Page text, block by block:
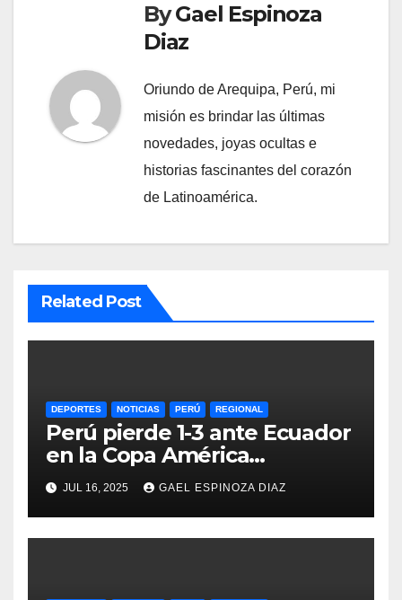
ByGael Espinoza
Diaz
Oriundo de Arequipa, Perú, mi
misión es brindar las últimas
novedades, joyas ocultas e
historias fascinantes del corazón
de Latinoamérica.
Related Post
DEPORTES NOTICIAS PERÚ REGIONAL
Perú pierde 1-3 ante Ecuador
en la Copa América
Femenina y lidera el Grupo A
JUL 16, 2025 GAEL ESPINOZA DIAZ